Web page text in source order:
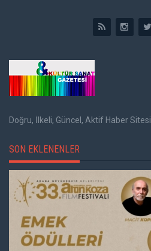
Doğru, İlkeli, Güncel, Aktif Haber Sitesi
SON EKLENENLER